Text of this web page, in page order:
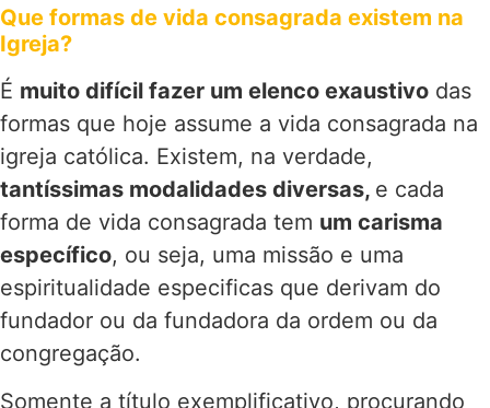
Que formas de vida consagrada existem na
Igreja?
É muito difícil fazer um elenco exaustivo das
formas que hoje assume a vida consagrada na
igreja católica. Existem, na verdade,
tantíssimas modalidades diversas, e cada
forma de vida consagrada tem um carisma
específico, ou seja, uma missão e uma
espiritualidade especificas que derivam do
fundador ou da fundadora da ordem ou da
congregação.
Somente a título exemplificativo, procurando